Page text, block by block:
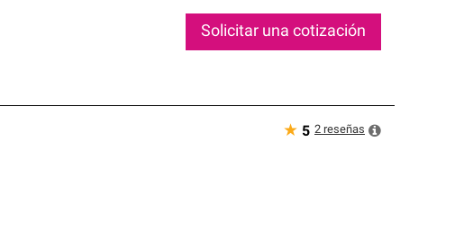
Solicitar una cotización
★ 5 2 reseñas